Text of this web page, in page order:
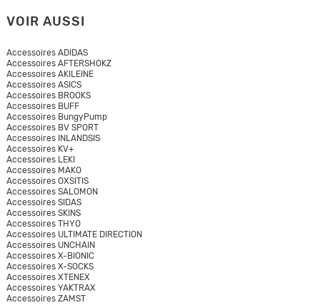
VOIR AUSSI
Accessoires ADIDAS
Accessoires AFTERSHOKZ
Accessoires AKILEINE
Accessoires ASICS
Accessoires BROOKS
Accessoires BUFF
Accessoires BungyPump
Accessoires BV SPORT
Accessoires INLANDSIS
Accessoires KV+
Accessoires LEKI
Accessoires MAKO
Accessoires OXSITIS
Accessoires SALOMON
Accessoires SIDAS
Accessoires SKINS
Accessoires THYO
Accessoires ULTIMATE DIRECTION
Accessoires UNCHAIN
Accessoires X-BIONIC
Accessoires X-SOCKS
Accessoires XTENEX
Accessoires YAKTRAX
Accessoires ZAMST